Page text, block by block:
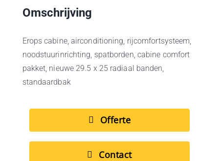
Omschrijving
Erops cabine, airconditioning, rijcomfortsysteem,
noodstuurinrichting, spatborden, cabine comfort
pakket, nieuwe 29.5 x 25 radiaal banden,
standaardbak
Offerte
Contact